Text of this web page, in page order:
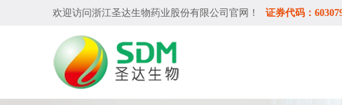
欢迎访问浙江圣达生物药业股份有限公司 官网！ 证券代码：